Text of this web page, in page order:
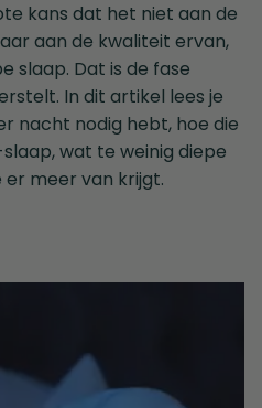
kans dat het niet aan de
aan de kwaliteit ervan,
slaap. Dat is de fase
In dit artikel lees je
nacht nodig hebt, hoe die
wat te weinig diepe
meer van krijgt.